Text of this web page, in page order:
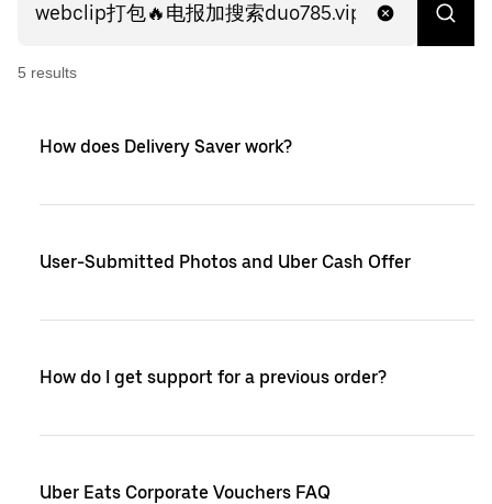
5 results
How does Delivery Saver work?
User-Submitted Photos and Uber Cash Offer
How do I get support for a previous order?
Uber Eats Corporate Vouchers FAQ